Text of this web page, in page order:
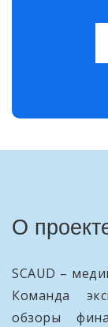
О
SCAUD –
Команда
обзоры